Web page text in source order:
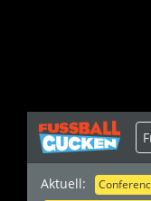
Aktuell: